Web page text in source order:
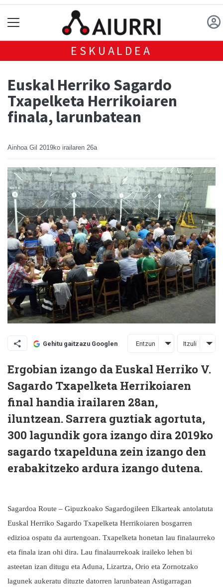
ESKUALDEA
Euskal Herriko Sagardo
Txapelketa Herrikoiaren
finala, larunbatean
Ainhoa Gil 2019ko irailaren 26a
Gehitu gaitzazu Googlen Entzun Itzuli
Ergobian izango da Euskal Herriko V.
Sagardo Txapelketa Herrikoiaren
final handia irailaren 28an,
iluntzean. Sarrera guztiak agortuta,
300 lagundik gora izango dira 2019ko
sagardo txapelduna zein izango den
erabakitzeko ardura izango dutena.
Sagardoa Route – Gipuzkoako Sagardogileen Elkarteak antolatuta
Euskal Herriko Sagardo Txapelketa Herrikoiaren bosgarren
edizioa ospatu da aurtengoan. Txapelketa honetan lau finalaurreko
eta finala izan ohi dira. Lau finalaurrekoak iraileko lehen bi
asteetan izan ditugu eta Aduna, Lizartza, Orio eta Zornotzako
lagunek aukeratu dituzte datorren larunbatean Astigarragan